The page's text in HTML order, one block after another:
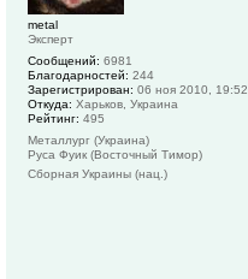
metal
Эксперт
Сообщений: 6981
Благодарностей: 244
Зарегистрирован: 06 ноя 2010, 19:52
Откуда: Харьков, Украина
Рейтинг: 495
Металлург (Украина)
Руса Фуик (Восточный Тимор)
Сборная Украины (нац.)